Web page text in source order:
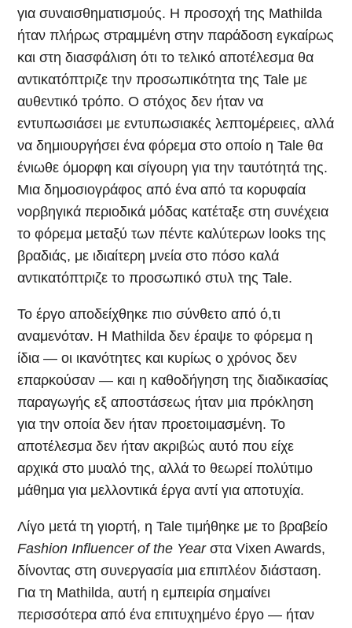
για συναισθηματισμούς. Η προσοχή της Mathilda
ήταν πλήρως στραμμένη στην παράδοση εγκαίρως
και στη διασφάλιση ότι το τελικό αποτέλεσμα θα
αντικατόπτριζε την προσωπικότητα της Tale με
αυθεντικό τρόπο. Ο στόχος δεν ήταν να
εντυπωσιάσει με εντυπωσιακές λεπτομέρειες, αλλά
να δημιουργήσει ένα φόρεμα στο οποίο η Tale θα
ένιωθε όμορφη και σίγουρη για την ταυτότητά της.
Μια δημοσιογράφος από ένα από τα κορυφαία
νορβηγικά περιοδικά μόδας κατέταξε στη συνέχεια
το φόρεμα μεταξύ των πέντε καλύτερων looks της
βραδιάς, με ιδιαίτερη μνεία στο πόσο καλά
αντικατόπτριζε το προσωπικό στυλ της Tale.
Το έργο αποδείχθηκε πιο σύνθετο από ό,τι
αναμενόταν. Η Mathilda δεν έραψε το φόρεμα η
ίδια — οι ικανότητες και κυρίως ο χρόνος δεν
επαρκούσαν — και η καθοδήγηση της διαδικασίας
παραγωγής εξ αποστάσεως ήταν μια πρόκληση
για την οποία δεν ήταν προετοιμασμένη. Το
αποτέλεσμα δεν ήταν ακριβώς αυτό που είχε
αρχικά στο μυαλό της, αλλά το θεωρεί πολύτιμο
μάθημα για μελλοντικά έργα αντί για αποτυχία.
Λίγο μετά τη γιορτή, η Tale τιμήθηκε με το βραβείο
Fashion Influencer of the Yearστα Vixen Awards,
δίνοντας στη συνεργασία μια επιπλέον διάσταση.
Για τη Mathilda, αυτή η εμπειρία σημαίνει
περισσότερα από ένα επιτυχημένο έργο — ήταν